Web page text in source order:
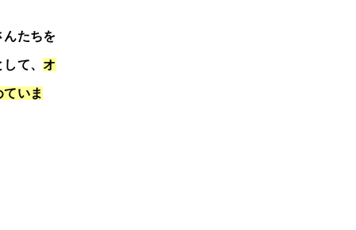
んたちを
して、オ
いま